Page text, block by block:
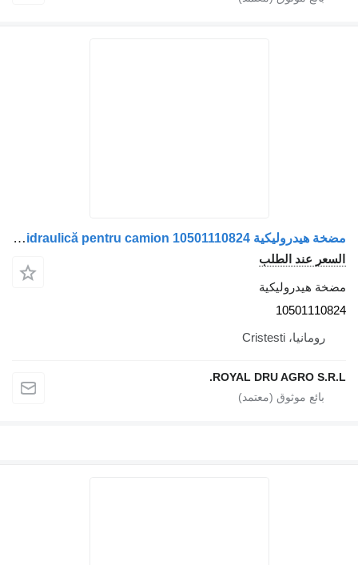
مضخة هيدروليكية Pompa hidraulică pentru camion 10501110824 لـ الشاحنات MAN – Cod produs
السعر عند الطلب
مضخة هيدروليكية
10501110824
رومانيا، Cristesti
ROYAL DRU AGRO S.R.L.